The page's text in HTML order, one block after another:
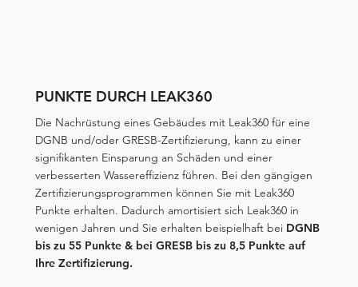
PUNKTE DURCH LEAK360
Die Nachrüstung eines Gebäudes mit Leak360 für eine
DGNB und/oder GRESB-Zertifizierung, kann zu einer
signifikanten Einsparung an Schäden und einer
verbesserten Wassereffizienz führen. Bei den gängigen
Zertifizierungsprogrammen können Sie mit Leak360
Punkte erhalten. Dadurch amortisiert sich Leak360 in
wenigen Jahren und Sie erhalten beispielhaft bei DGNB
bis zu 55 Punkte & bei GRESB bis zu 8,5 Punkte auf
Ihre Zertifizierung.​